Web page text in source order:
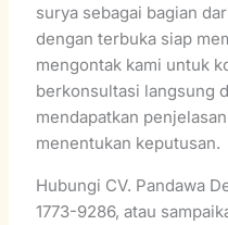
surya sebagai bagian
dengan terbuka siap
mengontak kami untuk
berkonsultasi langsung
mendapatkan
menentukan keputusan.
Hubungi CV. Pandawa
1773-9286, atau